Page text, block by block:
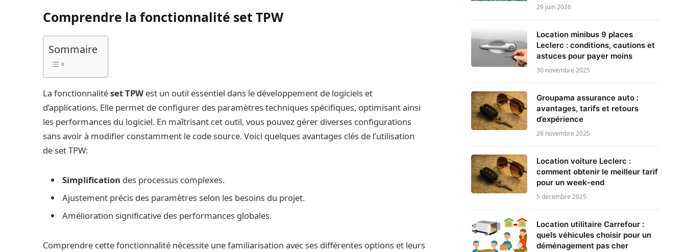
Comprendre la fonctionnalité set TPW
Sommaire
La fonctionnalitéset TPW est un outil essentiel dans le développement de logiciels et
d’applications. Elle permet de configurer des paramètres techniques spécifiques, optimisant ainsi
les performances du logiciel. En maîtrisant cet outil, vous pouvez gérer diverses configurations
sans avoir à modifier constamment le code source. Voici quelques avantages clés de l’utilisation
de set TPW:
Simplification des processus complexes.
Ajustement précis des paramètres selon les besoins du projet.
Amélioration significative des performances globales.
Comprendre cette fonctionnalité nécessite une familiarisation avec ses différentes options et leurs
29 juin 2026
Location minibus 9 places
Leclerc : conditions, cautions et
astuces pour payer moins
30 novembre 2025
Groupama assurance auto :
avantages, tarifs et retours
d’expérience
28 novembre 2025
Location voiture Leclerc :
comment obtenir le meilleur tarif
pour un week-end
5 décembre 2025
Location utilitaire Carrefour :
quels véhicules choisir pour un
déménagement pas cher